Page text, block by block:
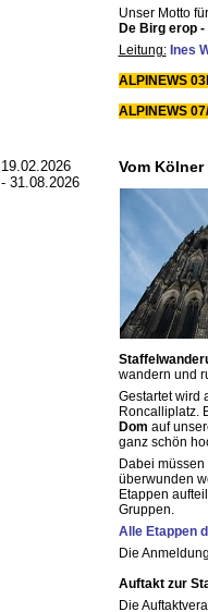
Unser Motto
De Birg erop
Leitung: Ines
ALPINEWS
ALPINEWS
19.02.2026
- 31.08.2026
Vom
wandern und
Gestartet wird
Roncalliplatz.
Dom auf
ganz schön
Dabei
überwunden
Etappen
Gruppen.
Alle Etappen
Die
Auftakt zur
Die